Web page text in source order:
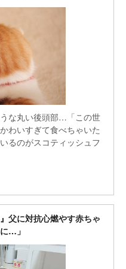
な丸い後頭部…「この世
わいすぎて食べちゃいた
るのがスコティッシュフ
父に対抗心燃やす赤ちゃ
…」